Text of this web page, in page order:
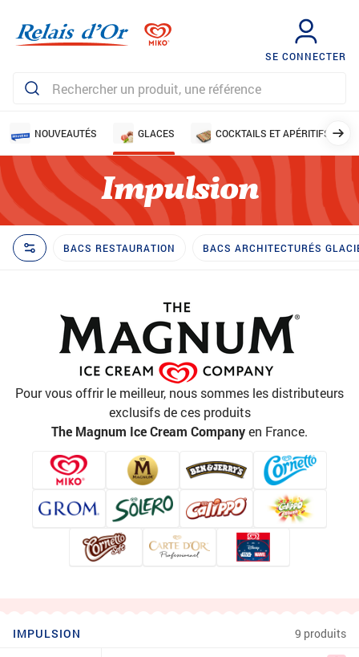
SE CONNECTER
NOUVEAUTÉS GLACES COCKTAILS ET APÉRITIFS
Impulsion
BACS RESTAURATION BACS ARCHITECTURÉS
Pour vous offrir le meilleur, nous sommes les distributeurs
exclusifs de ces produits
The Magnum Ice Cream Companyen France.
IMPULSION 9 produits